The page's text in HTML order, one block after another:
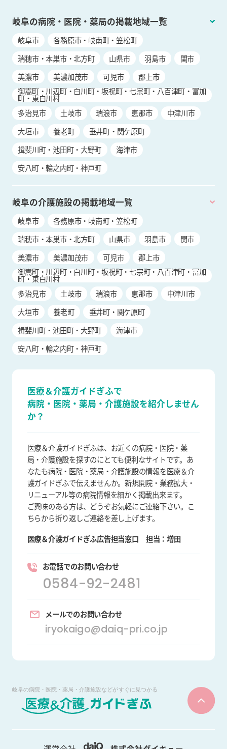
岐阜の病院・医院・薬局の掲載地域一覧
岐阜市
各務原市・岐南町・笠松町
瑞穂市・本巣市・北方町
山県市 羽島市
関市
美濃市
美濃加茂市 可児市
郡上市
御嵩町・川辺町・白川町・坂祝町・七宗町・八百津町・富加
町・東白川村
多治見市
土岐市 瑞浪市 恵那市
中津川市
大垣市
養老町
垂井町・関ケ原町
揖斐川町・池田町・大野町
海津市
安八町・輪之内町・神戸町
岐阜の介護施設の掲載地域一覧
岐阜市
各務原市・岐南町・笠松町
瑞穂市・本巣市・北方町
山県市 羽島市
関市
美濃市
美濃加茂市 可児市
郡上市
御嵩町・川辺町・白川町・坂祝町・七宗町・八百津町・富加
町・東白川村
多治見市
土岐市 瑞浪市 恵那市
中津川市
大垣市
養老町
垂井町・関ケ原町
揖斐川町・池田町・大野町
海津市
安八町・輪之内町・神戸町
医療＆介護ガイドぎふで
病院・医院・薬局・介護施設を紹介しません
か？
医療＆介護ガイドぎふは、お近くの病院・医院・薬
局・介護施設を探すのにとても便利なサイトです。あ
なたも病院・医院・薬局・介護施設の情報を医療＆介
護ガイドぎふで伝えませんか。新規開院・業務拡大・
リニューアル等の病院情報を細かく掲載出来ます。
ご興味のある方は、どうぞお気軽にご連絡下さい。こ
ちらから折り返しご連絡を差し上げます。
医療＆介護ガイドぎふ広告担当窓口
担当：増田
お電話でのお問い合わせ
0584-92-2481
メールでのお問い合わせ
iryokaigo@daiq-pri.co.jp